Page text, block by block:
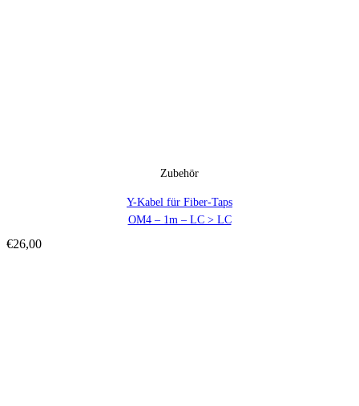
Zubehör
Y-Kabel für Fiber-Taps
OM4 – 1m – LC > LC
€26,00